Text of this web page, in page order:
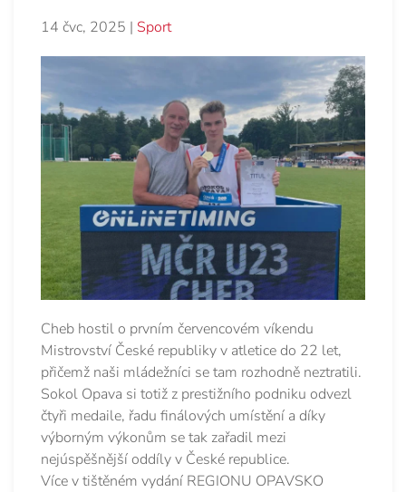
14 čvc, 2025 | Sport
Cheb hostil o prvním červencovém víkendu
Mistrovství České republiky v atletice do 22 let,
přičemž naši mládežníci se tam rozhodně neztratili.
Sokol Opava si totiž z prestižního podniku odvezl
čtyři medaile, řadu finálových umístění a díky
výborným výkonům se tak zařadil mezi
nejúspěšnější oddíly v České republice.
Více v tištěném vydání REGIONU OPAVSKO